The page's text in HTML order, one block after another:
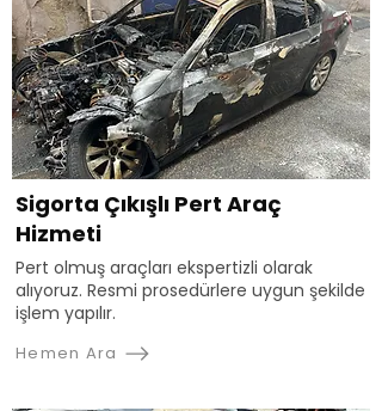
Sigorta Çıkışlı Pert Araç
Hizmeti
Pert olmuş araçları ekspertizli olarak
alıyoruz. Resmi prosedürlere uygun şekilde
işlem yapılır.
Hemen Ara